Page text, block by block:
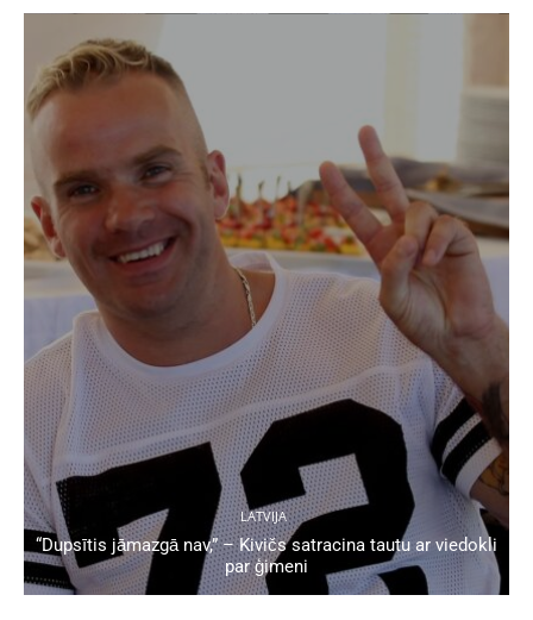
LATVIJA
“Dupsītis jāmazgā nav,” – Kivičs satracina tautu ar viedokli
par ģimeni